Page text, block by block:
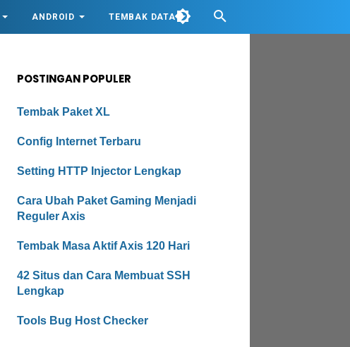
ANDROID TEMBAK DATA
POSTINGAN POPULER
Tembak Paket XL
Config Internet Terbaru
Setting HTTP Injector Lengkap
Cara Ubah Paket Gaming Menjadi
Reguler Axis
Tembak Masa Aktif Axis 120 Hari
42 Situs dan Cara Membuat SSH
Lengkap
Tools Bug Host Checker